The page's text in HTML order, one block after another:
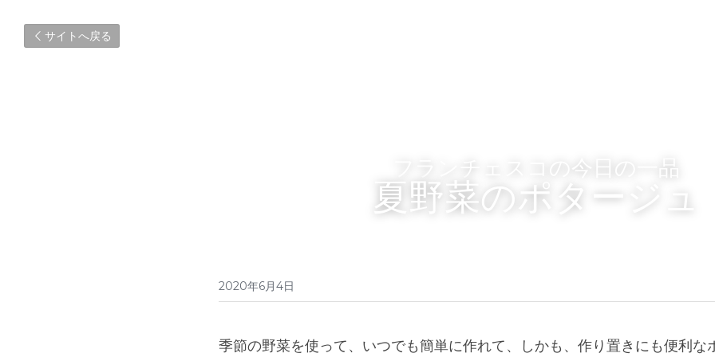
サイトへ戻る
フランチェスコの今日の一品
夏野菜のポタージュ
2020年6月4日
季節の野菜を使って、いつでも簡単に作れて、しかも、作り置きにも便利な